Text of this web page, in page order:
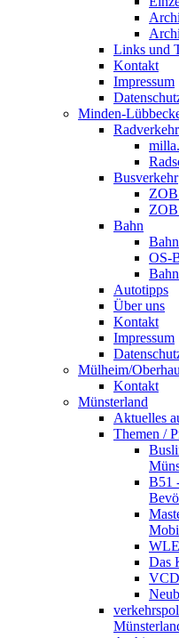
Links und
Kontakt
Impressum
Minden-
Radverkehr
Busverkehr
ZOB
Bahn
OS-
Autotipps
Über uns
Kontakt
Impressum
Mülheim/
Kontakt
Münsterland
Aktuelles
Themen /
B51
Das
VCD